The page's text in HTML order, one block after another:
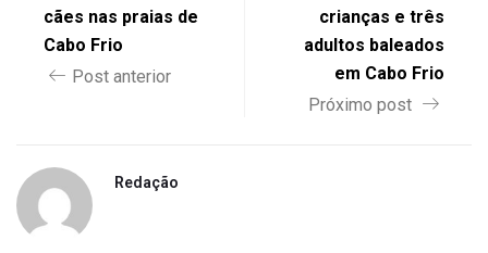
cães nas praias de
Cabo Frio
Post anterior
crianças e três
adultos baleados
em Cabo Frio
Próximo post
Redação